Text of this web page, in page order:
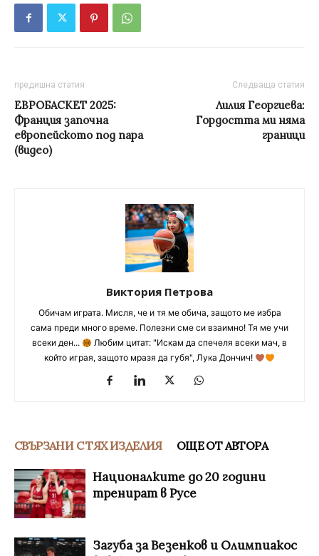
предишна статия
ЕВРОБАСКЕТ 2025:
Франция започна
европейското под пара
(видео)
Следваща статия
Лилия Георгиева:
Гордостта ми няма
граници
Виктория Петрова
Обичам играта. Мисля, че и тя ме обича, защото ме избра
сама преди много време. Полезни сме си взаимно! Тя ме учи
всеки ден...
Любим цитат: "Искам да спечеля всеки мач, в
който играя, защото мразя да губя", Лука Дончич!
СВЪРЗАНИ С ТЯХ ИЗДЕЛИЯ ОЩЕ ОТ АВТОРА
Националките до 20 години
тренират в Русе
Загуба за Везенков и Олимпиакос